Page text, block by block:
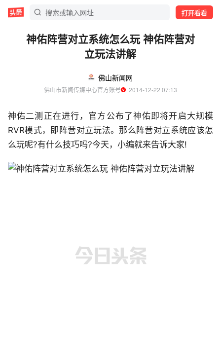
打开看看
神佑阵营对立系统怎么玩 神佑阵营对
立玩法讲解
佛山新闻网
佛山市新闻传媒中心官方账号
  2014-12-22 07:13
神佑二测正在进行，官方公布了神佑即将开启大规模
RVR模式，即阵营对立玩法。那么阵营对立系统应该怎
么玩呢?有什么技巧吗?今天，小编就来告诉大家!